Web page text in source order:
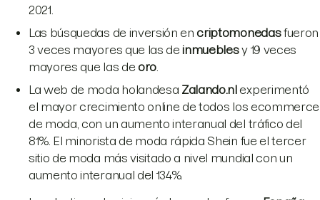
2021.
Las búsquedas de inversión en criptomonedasfueron
3 veces mayores que las deinmueblesy 19 veces
mayores que las de oro.
La web de moda holandesa Zalando.nlexperimentó
el mayor crecimiento online de todos los ecommerce
de moda, con un aumento interanual del tráfico del
81%. El minorista de moda rápida Shein fue el tercer
sitio de moda más visitado a nivel mundial con un
aumento interanual del 134%.